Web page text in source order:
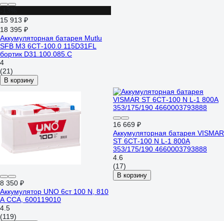
15 913 ₽
18 395 ₽
Аккумуляторная батарея Mutlu
SFB M3 6СТ-100.0 115D31FL
бортик D31.100.085.C
4
(21)
В корзину
8 350 ₽
Аккумулятор UNO 6ст 100 N, 810
А CCA, 600119010
4.5
(119)
16 669 ₽
Аккумуляторная батарея VISMAR
ST 6СТ-100 N L-1 800A
353/175/190 4660003793888
4.6
(17)
В корзину